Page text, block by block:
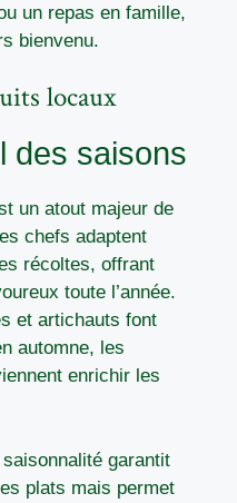
un repas en famille,
bienvenu.
locaux
des saisons
un atout majeur de
chefs adaptent
récoltes, offrant
toute l’année.
et artichauts font
automne, les
enrichir les
garantit
plats mais permet